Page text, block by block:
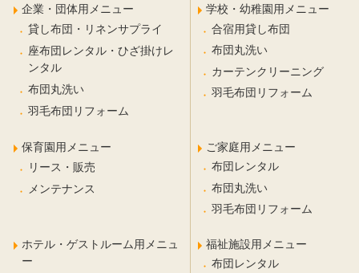
企業・団体用メニュー
貸し布団・リネンサプライ
座布団レンタル・ひざ掛けレ
ンタル
布団丸洗い
羽毛布団リフォーム
学校・幼稚園用メニュー
合宿用貸し布団
布団丸洗い
カーテンクリーニング
羽毛布団リフォーム
保育園用メニュー
リース・販売
メンテナンス
ご家庭用メニュー
布団レンタル
布団丸洗い
羽毛布団リフォーム
ホテル・ゲストルーム用メニュ
ー
福祉施設用メニュー
布団レンタル